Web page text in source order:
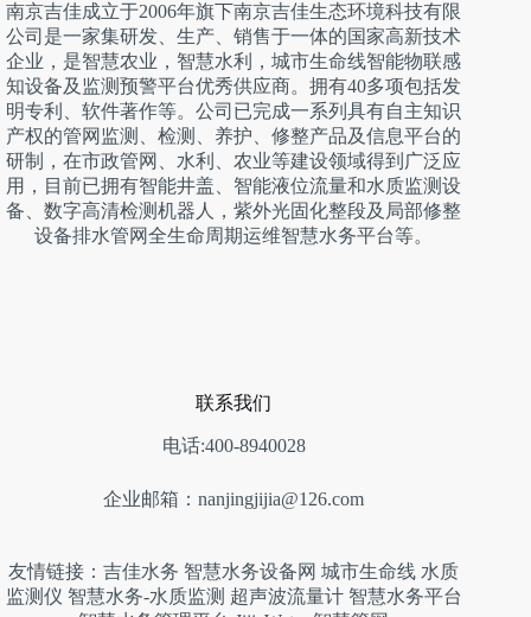
南京吉佳成立于2006年旗下南京吉佳生态环境科技有限
公司是一家集研发、生产、销售于一体的国家高新技术
企业，是智慧农业，智慧水利，城市生命线智能物联感
知设备及监测预警平台优秀供应商。拥有40多项包括发
明专利、软件著作等。公司已完成一系列具有自主知识
产权的管网监测、检测、养护、修整产品及信息平台的
研制，在市政管网、水利、农业等建设领域得到广泛应
用，目前已拥有智能井盖、智能液位流量和水质监测设
备、数字高清检测机器人，紫外光固化整段及局部修整
设备排水管网全生命周期运维智慧水务平台等。
联系我们
电话:400-8940028
企业邮箱：nanjingjijia@126.com
友情链接：吉佳水务 智慧水务设备网 城市生命线 水质
监测仪 智慧水务-水质监测 超声波流量计 智慧水务平台